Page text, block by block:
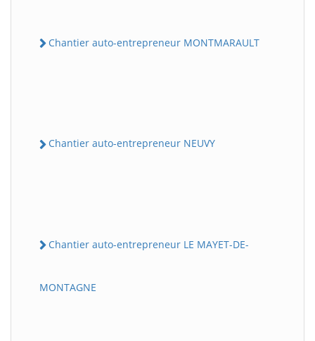
Chantier auto-entrepreneur MONTMARAULT
Chantier auto-entrepreneur NEUVY
Chantier auto-entrepreneur LE MAYET-DE-
MONTAGNE